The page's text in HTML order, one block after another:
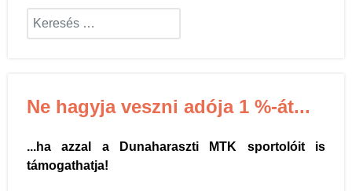
Keresés...
Ne hagyja veszni adója 1 %-át...
...ha azzal a Dunaharaszti MTK sportolóit is
támogathatja!